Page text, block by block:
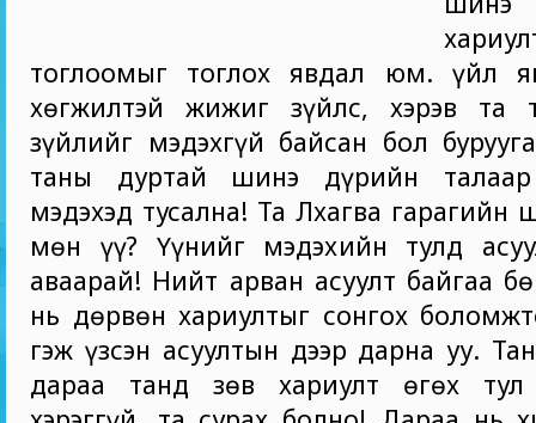
тоглоомыг тоглох явдал юм. үйл
хөгжилтэй жижиг зүйлс, хэрэв
зүйлийг мэдэхгүй байсан бол
таны дуртай шинэ дүрийн
мэдэхэд тусална! Та Лхагва гарагийн
мөн үү? Үүнийг мэдэхийн тулд
аваарай! Нийт арван асуулт байгаа
нь дөрвөн хариултыг сонгох
гэж үзсэн асуултын дээр дарна уу.
дараа танд зөв хариулт өгөх тул